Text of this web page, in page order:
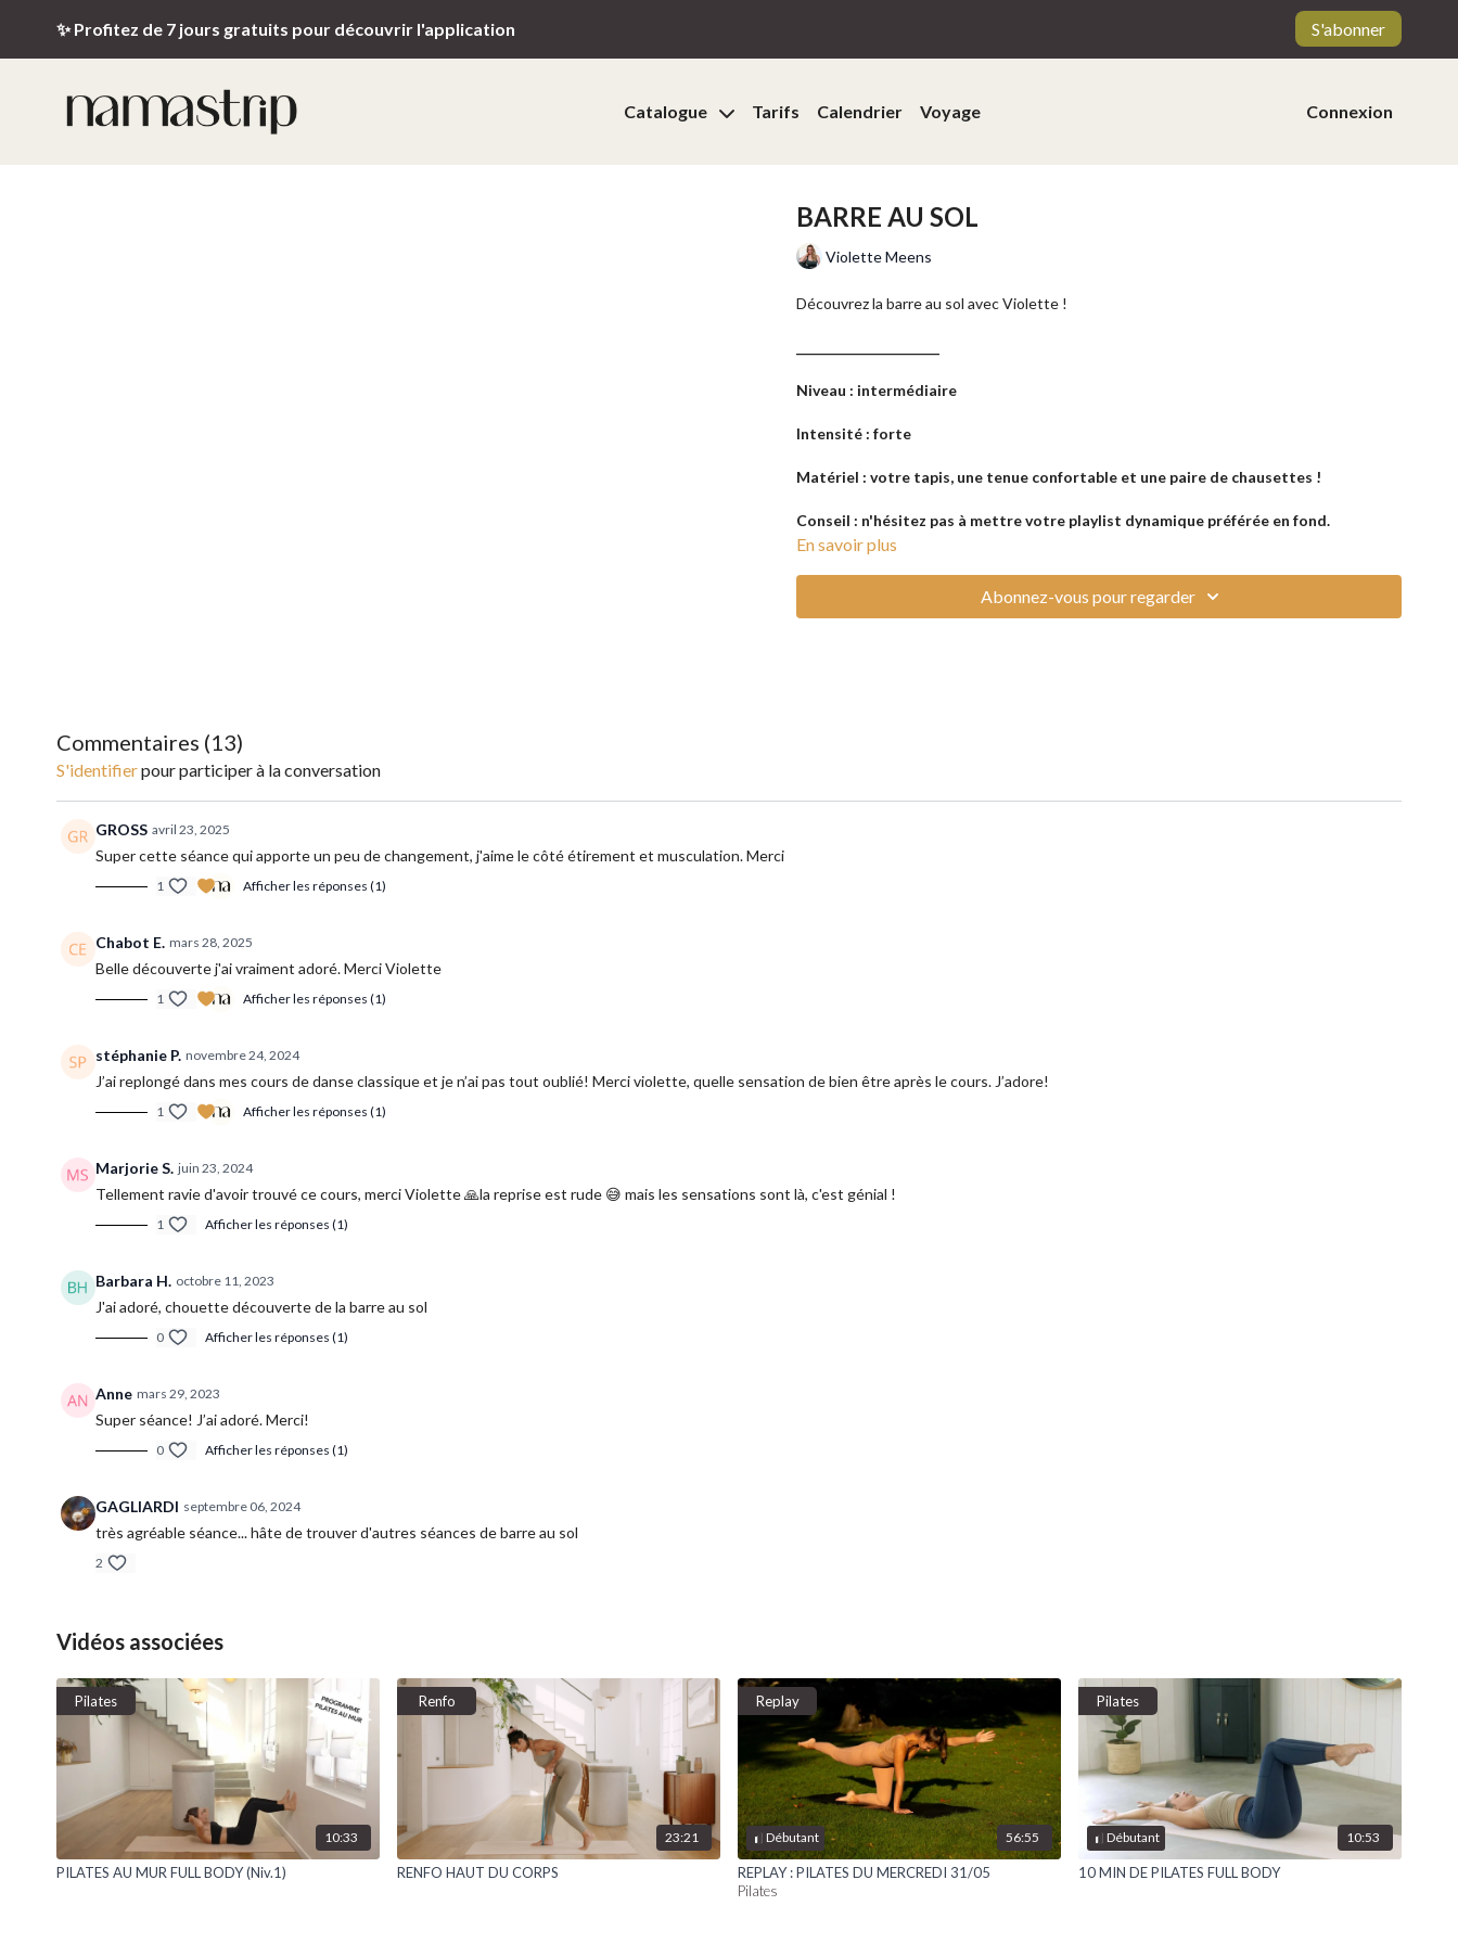
✨ Profitez de 7 jours gratuits pour découvrir l'application S'abonner
Catalogue Tarifs Calendrier Voyage Connexion
BARRE AU SOL
Violette Meens
Découvrez la barre au sol avec Violette !
Niveau : intermédiaire
Intensité : forte
Matériel : votre tapis, une tenue confortable et une paire de chausettes !
Conseil : n'hésitez pas à mettre votre playlist dynamique préférée en fond.
En savoir plus
Abonnez-vous pour regarder
Commentaires (13)
S'identifierpour participer à la conversation
GROSS avril 23, 2025
Super cette séance qui apporte un peu de changement, j'aime le côté étirement et musculation. Merci
1 Afficher les réponses (1)
Chabot E. mars 28, 2025
Belle découverte j'ai vraiment adoré. Merci Violette
1 Afficher les réponses (1)
stéphanie P. novembre 24, 2024
J’ai replongé dans mes cours de danse classique et je n’ai pas tout oublié! Merci violette, quelle sensation de bien être après le cours. J’adore!
1 Afficher les réponses (1)
Marjorie S. juin 23, 2024
Tellement ravie d'avoir trouvé ce cours, merci Violette 🙏la reprise est rude 😅 mais les sensations sont là, c'est génial !
1 Afficher les réponses (1)
Barbara H. octobre 11, 2023
J'ai adoré, chouette découverte de la barre au sol
0 Afficher les réponses (1)
Anne mars 29, 2023
Super séance! J’ai adoré. Merci!
0 Afficher les réponses (1)
GAGLIARDI septembre 06, 2024
très agréable séance... hâte de trouver d'autres séances de barre au sol
2
Vidéos associées
Pilates
10:33
PILATES AU MUR FULL BODY (Niv.1)
Renfo
23:21
RENFO HAUT DU CORPS
Débutant
Replay
56:55
REPLAY : PILATES DU MERCREDI 31/05
Pilates
Débutant
Pilates
10:53
10 MIN DE PILATES FULL BODY